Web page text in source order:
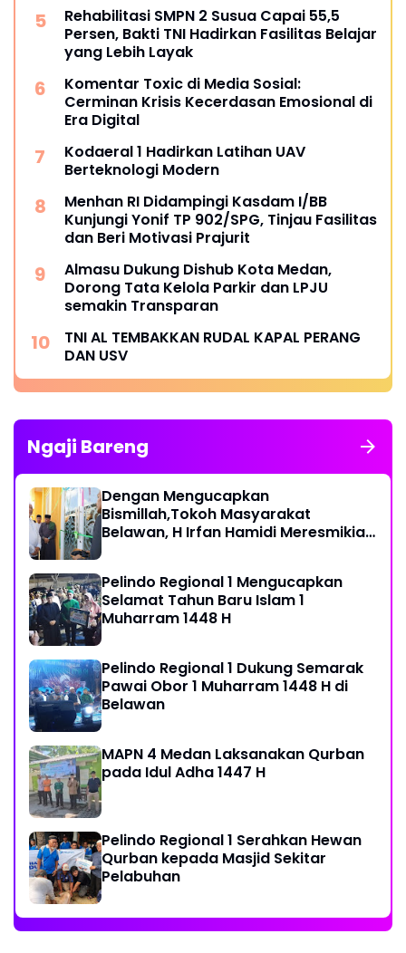
Rehabilitasi SMPN 2 Susua Capai 55,5
Persen, Bakti TNI Hadirkan Fasilitas Belajar
yang Lebih Layak
Komentar Toxic di Media Sosial:
Cerminan Krisis Kecerdasan Emosional di
Era Digital
Kodaeral 1 Hadirkan Latihan UAV
Berteknologi Modern
Menhan RI Didampingi Kasdam I/BB
Kunjungi Yonif TP 902/SPG, Tinjau Fasilitas
dan Beri Motivasi Prajurit
Almasu Dukung Dishub Kota Medan,
Dorong Tata Kelola Parkir dan LPJU
semakin Transparan
TNI AL TEMBAKKAN RUDAL KAPAL PERANG
DAN USV
Ngaji Bareng
Dengan Mengucapkan
Bismillah,Tokoh Masyarakat
Belawan, H Irfan Hamidi Meresmikian
Pelindo Regional 1 Mengucapkan
Selamat Tahun Baru Islam 1
Muharram 1448 H
Pelindo Regional 1 Dukung Semarak
Pawai Obor 1 Muharram 1448 H di
Belawan
MAPN 4 Medan Laksanakan Qurban
pada Idul Adha 1447 H
Pelindo Regional 1 Serahkan Hewan
Qurban kepada Masjid Sekitar
Pelabuhan